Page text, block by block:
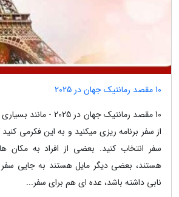
10 مقصد رمانتیک جهان در 2025
10 مقصد رمانتیک جهان در
از سفر برنامه ریزی میکنید و به این فکرمی
سفر انتخاب کنید. بعضی از افراد به مکان
هستند، بعضی دیگر مایل هستند به جایی
نابی داشته باشد، عده ای هم برای سفر...